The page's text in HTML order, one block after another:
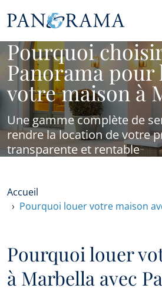
Pourquoi
Panorama pour
votre maison à
Une gamme complète de
rendre la location de votre
transparente et rentable
Accueil
Pourquoi louer votre maison
Pourquoi louer
à Marbella avec